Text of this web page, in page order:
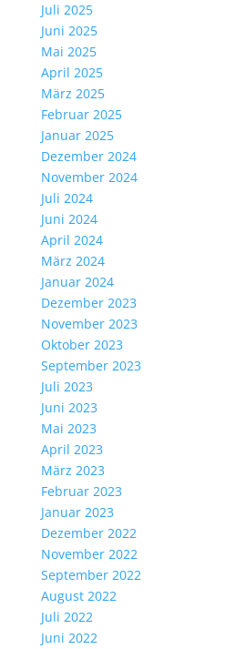
Juli 2025
Juni 2025
Mai 2025
April 2025
März 2025
Februar 2025
Januar 2025
Dezember 2024
November 2024
Juli 2024
Juni 2024
April 2024
März 2024
Januar 2024
Dezember 2023
November 2023
Oktober 2023
September 2023
Juli 2023
Juni 2023
Mai 2023
April 2023
März 2023
Februar 2023
Januar 2023
Dezember 2022
November 2022
September 2022
August 2022
Juli 2022
Juni 2022